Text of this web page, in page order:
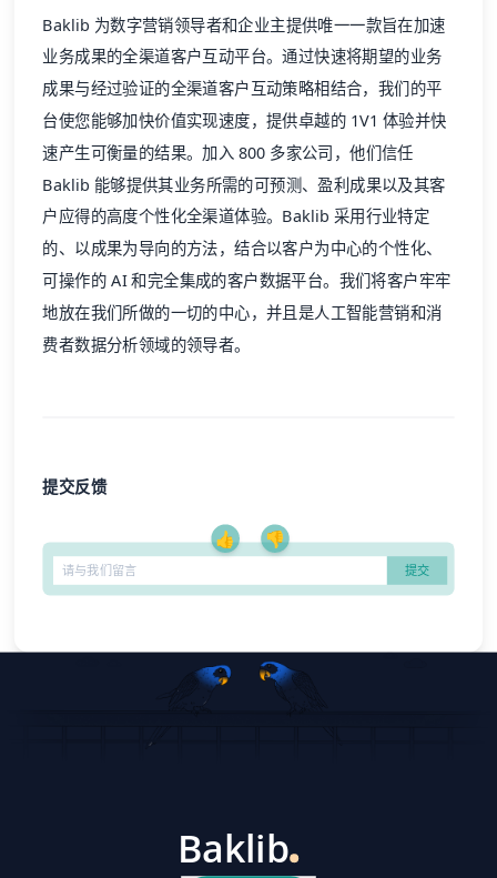
Baklib 为数字营销领导者和企业主提供唯一一款旨在加速
业务成果的全渠道客户互动平台。通过快速将期望的业务
成果与经过验证的全渠道客户互动策略相结合，我们的平
台使您能够加快价值实现速度，提供卓越的 1V1 体验并快
速产生可衡量的结果。加入 800 多家公司，他们信任
Baklib 能够提供其业务所需的可预测、盈利成果以及其客
户应得的高度个性化全渠道体验。 Baklib 采用行业特定
的、以成果为导向的方法，结合以客户为中心的个性化、
可操作的 AI 和完全集成的客户数据平台。我们将客户牢牢
地放在我们所做的一切的中心，并且是人工智能营销和消
费者数据分析领域的领导者。
提交反馈
👍 👎